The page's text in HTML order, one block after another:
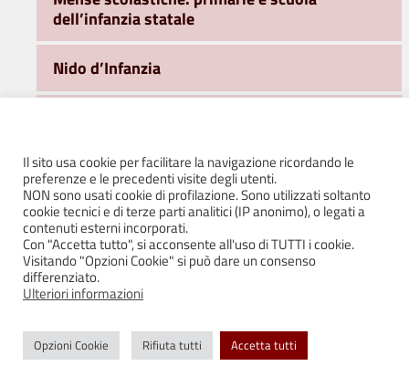
dell’infanzia statale
Nido d’Infanzia
Scuole dell’Obbligo
Servizi di pre scuola – ingresso anticipato
2026/2027
Servizio di tempo potenziato – Quattro
Castella 2026/2027
Servizio post scuola e servizio integrato
Il sito usa cookie per facilitare la navigazione ricordando le
preferenze e le precedenti visite degli utenti.
NON sono usati cookie di profilazione. Sono utilizzati soltanto
cookie tecnici e di terze parti analitici (IP anonimo), o legati a
contenuti esterni incorporati.
Con "Accetta tutto", si acconsente all'uso di TUTTI i cookie.
Visitando "Opzioni Cookie" si può dare un consenso
differenziato.
Ulteriori informazioni
Opzioni Cookie Rifiuta tutti Accetta tutti